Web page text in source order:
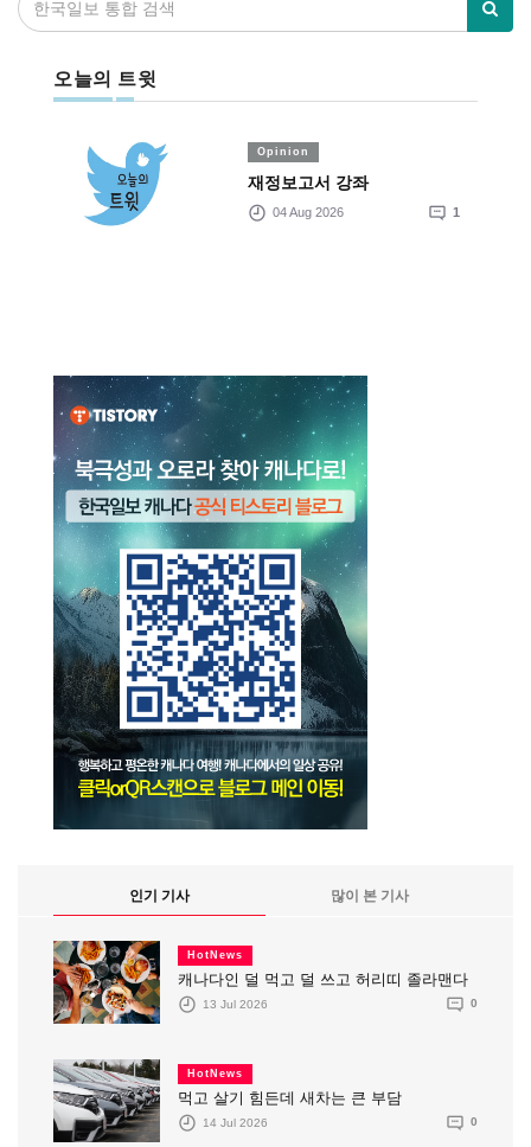
오늘의 트윗
Opinion
재정보고서 강좌
04 Aug 2026 1
인기 기사 많이 본 기사
HotNews
캐나다인 덜 먹고 덜 쓰고 허리띠 졸라맨다
13 Jul 2026 0
HotNews
먹고 살기 힘든데 새차는 큰 부담
14 Jul 2026 0